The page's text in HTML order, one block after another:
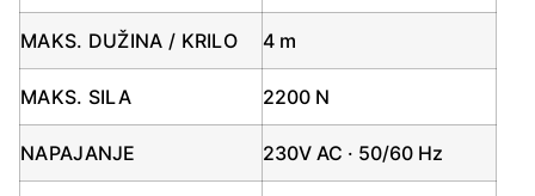
MAKS. DUŽINA / KRILO 4 m
MAKS. SILA 2200 N
NAPAJANJE 230V AC · 50/60 Hz